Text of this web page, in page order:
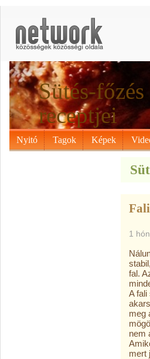
Sütés-
receptjei
Nyitó Tagok Képek
1
fal.
A
meg
nem
mert